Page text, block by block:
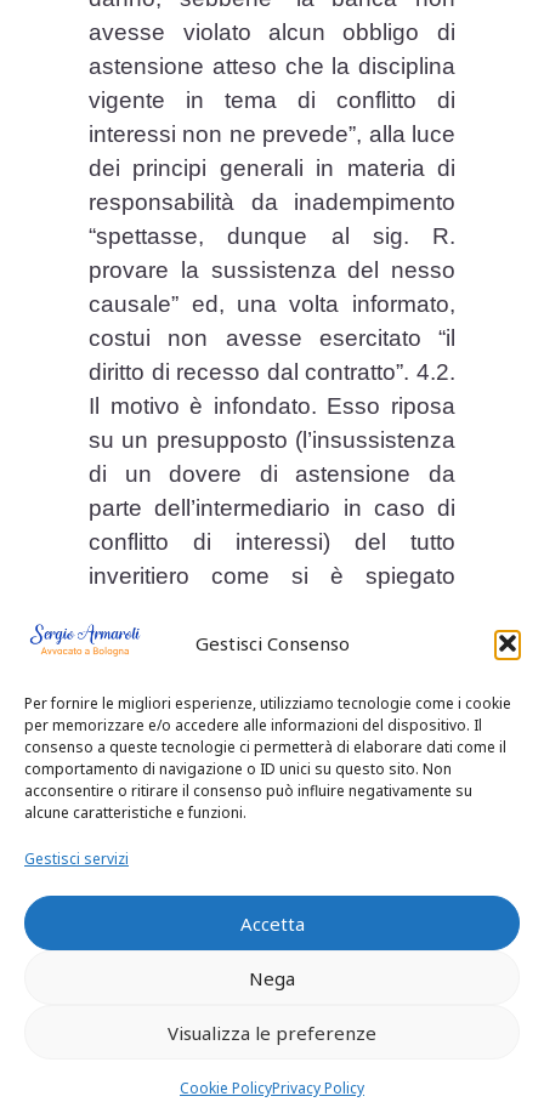
Gestisci Consenso
Per fornire le migliori esperienze, utilizziamo tecnologie come i cookie
per memorizzare e/o accedere alle informazioni del dispositivo. Il
consenso a queste tecnologie ci permetterà di elaborare dati come il
comportamento di navigazione o ID unici su questo sito. Non
acconsentire o ritirare il consenso può influire negativamente su
alcune caratteristiche e funzioni.
Gestisci servizi
Accetta
Nega
Visualizza le preferenze
Cookie PolicyPrivacy Policy
avesse violato alcun obbligo di
astensione atteso che la disciplina
vigente in tema di conflitto di
interessi non ne prevede”, alla luce
dei principi generali in materia di
responsabilità da inadempimento
“spettasse, dunque al sig. R.
provare la sussistenza del nesso
causale” ed, una volta informato,
costui non avesse esercitato “il
diritto di recesso dal contratto”. 4.2.
Il motivo è infondato. Esso riposa
su un presupposto (l’insussistenza
di un dovere di astensione da
parte dell’intermediario in caso di
conflitto di interessi) del tutto
inveritiero come si è spiegato
gravame, non avendo il legislatore
all’adozione dei provvedimenti
attuativi – con le disposizioni
regolanti la specie inteso
disgiungere l’obbligo di
trasparenza, che impone di
l’operazione avviene in conflitto di
interessi, ed il dovere di
astensione ove il cliente non sia
una decisione informata,
prestando il proprio consenso